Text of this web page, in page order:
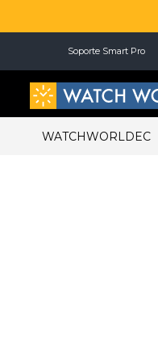
Soporte Smart Pro
WATCHWORLDEC